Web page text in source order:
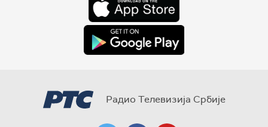
Радио Телевизија Србије